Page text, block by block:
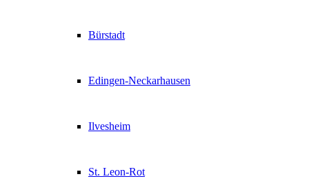
Bürstadt
Edingen-Neckarhausen
Ilvesheim
St. Leon-Rot